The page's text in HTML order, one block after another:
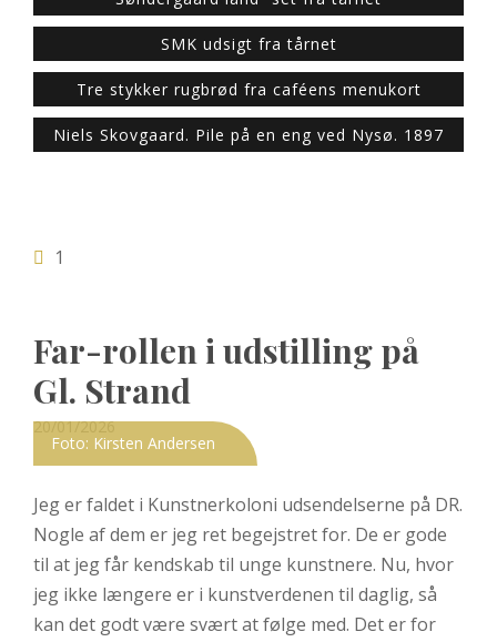
SMK udsigt fra tårnet
Tre stykker rugbrød fra caféens menukort
Niels Skovgaard. Pile på en eng ved Nysø. 1897
1
Far-rollen i udstilling på
Gl. Strand
Posted
20/01/2026
Foto: Kirsten Andersen
Jeg er faldet i Kunstnerkoloni udsendelserne på DR.
Nogle af dem er jeg ret begejstret for. De er gode
til at jeg får kendskab til unge kunstnere. Nu, hvor
jeg ikke længere er i kunstverdenen til daglig, så
kan det godt være svært at følge med. Det er for